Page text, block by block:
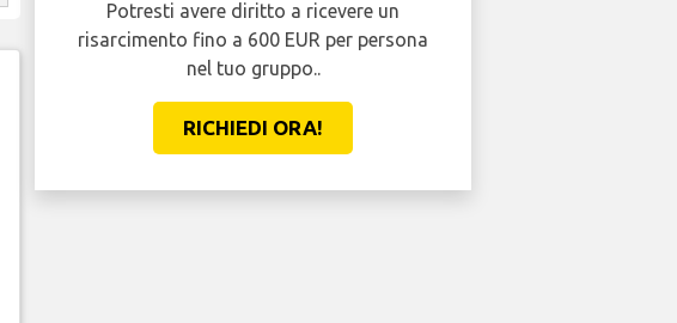
Potresti avere diritto a ricevere un
risarcimento fino a 600 EUR per persona
nel tuo gruppo..
RICHIEDI ORA!